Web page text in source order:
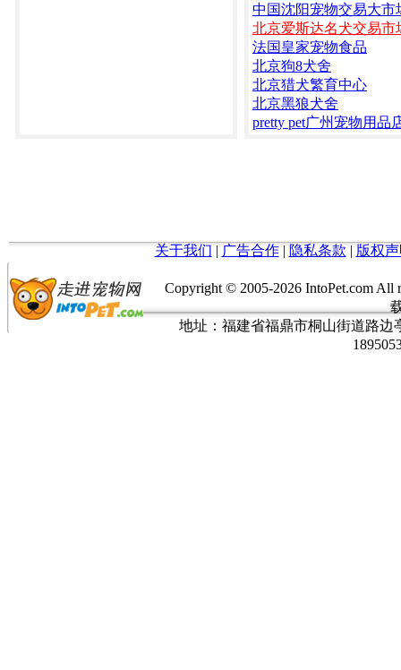
中国沈阳宠物交易大市
北京爱斯达名犬交易市
法国皇家宠物食品
北京狗8犬舍
北京猎犬繁育中心
北京黑狼犬舍
pretty pet广州宠物用品
关于我们 | 广告合作| 隐私条款 | 版权
Copyright © 2005-2026 IntoPet.com
地址：福建省福鼎市桐山街道路边